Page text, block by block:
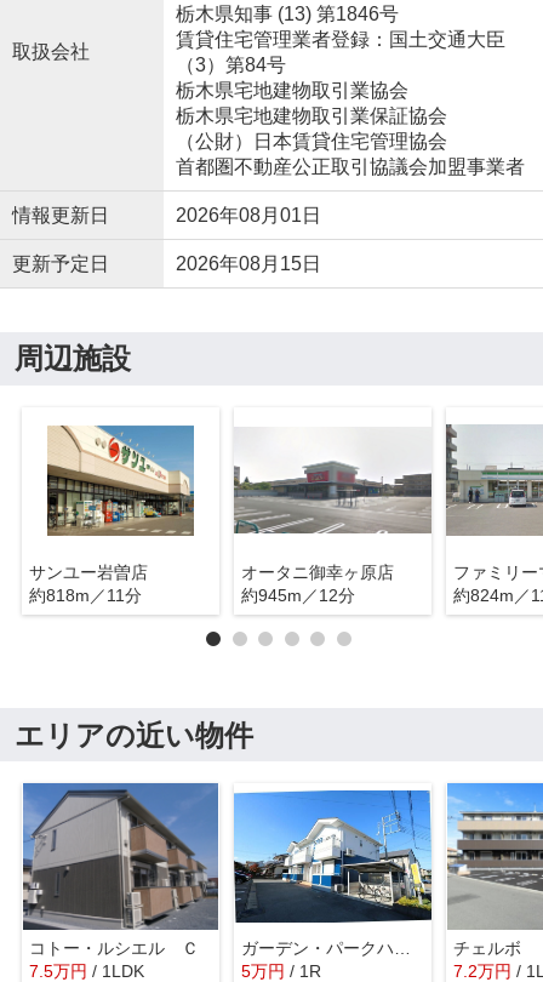
取扱会社
栃木県知事 (13) 第1846号
賃貸住宅管理業者登録：国土交通大臣
（3）第84号
栃木県宅地建物取引業協会
栃木県宅地建物取引業保証協会
（公財）日本賃貸住宅管理協会
首都圏不動産公正取引協議会加盟事業者
情報更新日 2026年08月01日
更新予定日 2026年08月15日
周辺施設
サンユー岩曽店
約818m／11分
オータニ御幸ヶ原店
約945m／12分
約824m／
エリアの近い物件
コトー・ルシエル Ｃ
7.5万円 / 1LDK
5万円 / 1R
チェルボ
7.2万円 /